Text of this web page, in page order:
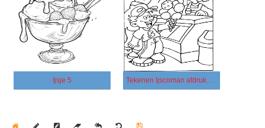
Ijsje 5 Tekenen Ijscoman afdrukbaar